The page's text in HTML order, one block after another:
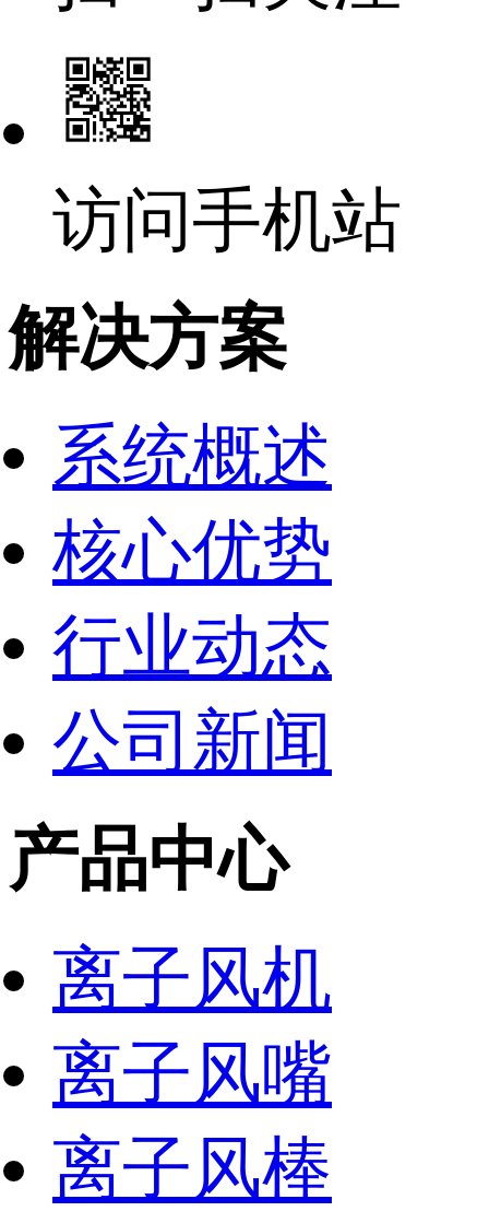
访问手机站
解决方案
系统概述
核心优势
行业动态
公司新闻
产品中心
离子风机
离子风嘴
离子风棒